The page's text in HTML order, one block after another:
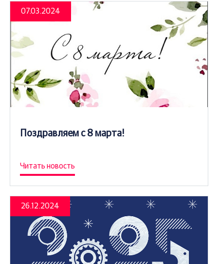
07.03.2024
Поздравляем с 8 марта!
Читать новость
26.12.2024